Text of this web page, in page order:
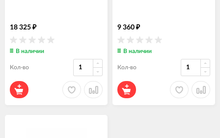
18 325 ₽
В наличии
Кол-во
9 360 ₽
В наличии
Кол-во